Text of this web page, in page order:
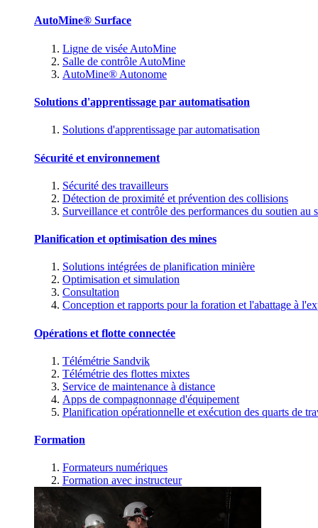
AutoMine® Surface
Ligne de visée AutoMine
Salle de contrôle AutoMine
AutoMine® Autonome
Solutions d'apprentissage par automatisation
Solutions d'apprentissage par automatisation
Sécurité et environnement
Sécurité des travailleurs
Détection de proximité et prévention des collisions
Surveillance et contrôle des performances du soutien au
Planification et optimisation des mines
Solutions intégrées de planification minière
Optimisation et simulation
Consultation
Conception et rapports pour la foration et l'abattage à
Opérations et flotte connectée
Télémétrie Sandvik
Télémétrie des flottes mixtes
Service de maintenance à distance
Apps de compagnonnage d'équipement
Planification opérationnelle et exécution des quarts de
Formation
Formateurs numériques
Formation avec instructeur